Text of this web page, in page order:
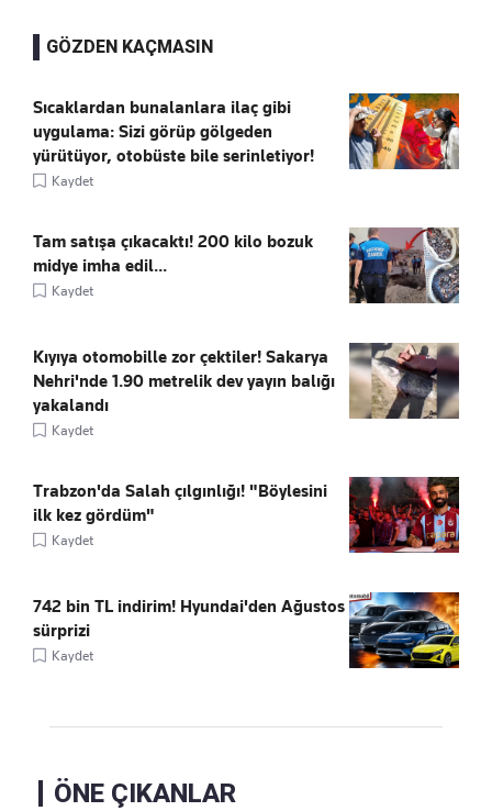
GÖZDEN KAÇMASIN
Sıcaklardan bunalanlara ilaç gibi
uygulama: Sizi görüp gölgeden
yürütüyor, otobüste bile serinletiyor!
Kaydet
Tam satışa çıkacaktı! 200 kilo bozuk
midye imha edil...
Kaydet
Kıyıya otomobille zor çektiler! Sakarya
Nehri'nde 1.90 metrelik dev yayın balığı
yakalandı
Kaydet
Trabzon'da Salah çılgınlığı! "Böylesini
ilk kez gördüm"
Kaydet
742 bin TL indirim! Hyundai'den Ağustos
sürprizi
Kaydet
ÖNE ÇIKANLAR